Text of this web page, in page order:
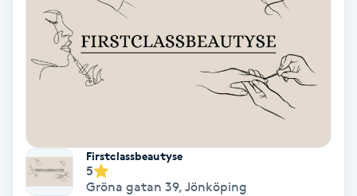
Nagelklippning
Nagelsvamp
Nagelvård
Naglar borttagning
Firstclassbeautyse
5
Gröna gatan 39, Jönköping